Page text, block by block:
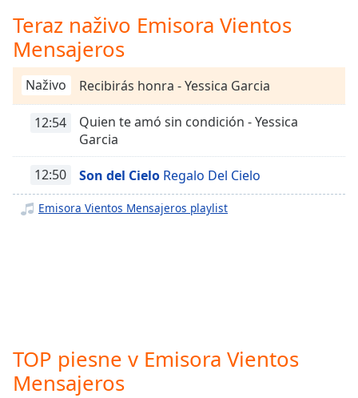
Chapters
Descriptions
descriptions
off,
selected
subtitles
settings,
opens
Audio
Track
Teraz naživo Emisora Vientos
Mensajeros
Naživo Recibirás honra - Yessica Garcia
12:54
Quien te amó sin condición - Yessica
Garcia
12:50 Son del Cielo Regalo Del Cielo
Emisora Vientos Mensajeros playlist
TOP piesne v Emisora Vientos
Mensajeros